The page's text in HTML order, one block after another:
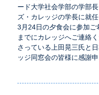
ード大学社会学部の学部
ズ・カレッジの学長に就任
3月24日の夕食会に参加ご
までにカレッジへご連絡
さっている上田晃三氏と
ッジ同窓会の皆様に感謝申